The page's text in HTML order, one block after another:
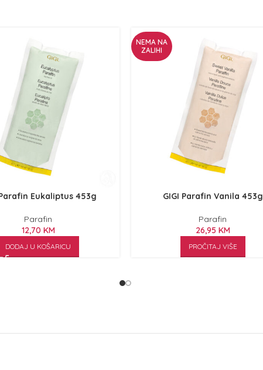
Eukaliptus 453g
Parafin
12,70 KM
DODAJ U KOŠARICU
NEMA NA
ZALIHI
GIGI Parafin Vanila 453g
Parafin
26,95 KM
PROČITAJ VIŠE